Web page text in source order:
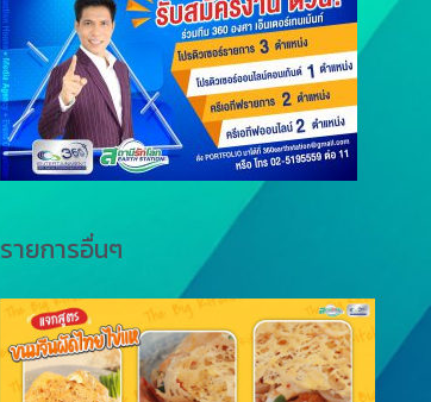
รายการอื่นๆ